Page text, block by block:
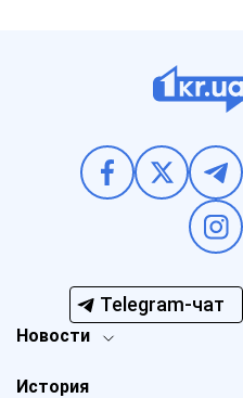
Telegram-чат
Новости
История